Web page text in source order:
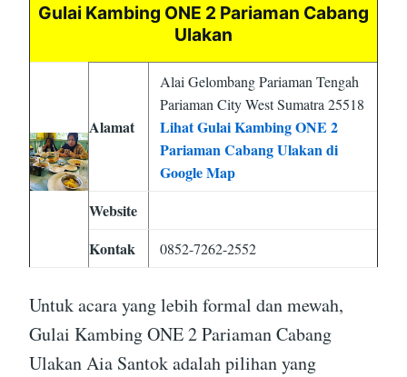
Gulai Kambing ONE 2 Pariaman Cabang
Ulakan
Alamat
Alai Gelombang Pariaman Tengah
Pariaman City West Sumatra 25518
Lihat Gulai Kambing ONE 2
Pariaman Cabang Ulakan di
Google Map
Website
Kontak
0852-7262-2552
Untuk acara yang lebih formal dan mewah,
Gulai Kambing ONE 2 Pariaman Cabang
Ulakan Aia Santok adalah pilihan yang